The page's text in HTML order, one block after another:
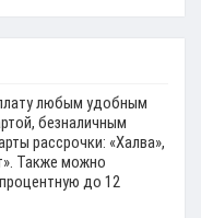
любым удобным
безналичным
рассрочки: «Халва»,
Также можно
до 12